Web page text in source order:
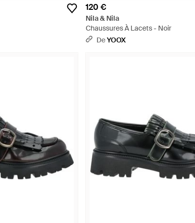
120 €
Nila & Nila
Chaussures À Lacets - Noir
DeYOOX